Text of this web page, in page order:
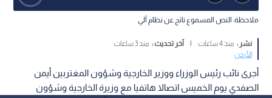
ملاحظة: النص المسموع ناتج عن نظام آلي
نشر : منذ 4 ساعات آخر تحديث : منذ 3 ساعات
الأردن
أجرى نائب رئيس الوزراء ووزير الخارجية وشؤون المغتربين أيمن
الصفدي يوم الخميس اتصالا هاتفيا مع وزيرة الخارجية وشؤون